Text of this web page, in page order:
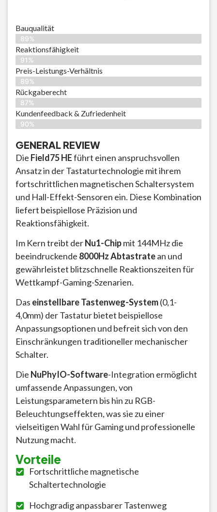
Bauqualität
89%
Reaktionsfähigkeit
91%
Preis-Leistungs-Verhältnis
89%
Rückgaberecht
87%
Kundenfeedback & Zufriedenheit
90%
GENERAL REVIEW
Die Field75 HEführt einen anspruchsvollen
Ansatz in der Tastaturtechnologie mit ihrem
fortschrittlichen magnetischen Schaltersystem
und Hall-Effekt-Sensoren ein. Diese Kombination
liefert beispiellose Präzision und
Reaktionsfähigkeit.
Im Kern treibt derNu1-Chipmit 144MHz die
beeindruckende 8000Hz Abtastratean und
gewährleistet blitzschnelle Reaktionszeiten für
Wettkampf-Gaming-Szenarien.
Das einstellbare Tastenweg-System(0,1-
4,0mm) der Tastatur bietet beispiellose
Anpassungsoptionen und befreit sich von den
Einschränkungen traditioneller mechanischer
Schalter.
Die NuPhyIO-Software-Integration ermöglicht
umfassende Anpassungen, von
Leistungsparametern bis hin zu RGB-
Beleuchtungseffekten, was sie zu einer
vielseitigen Wahl für Gaming und professionelle
Nutzung macht.
Vorteile
Fortschrittliche magnetische
Schaltertechnologie
Hochgradig anpassbarer Tastenweg